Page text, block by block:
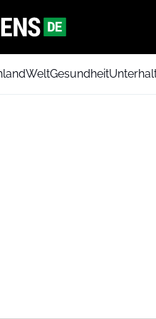
WeltGesundheit